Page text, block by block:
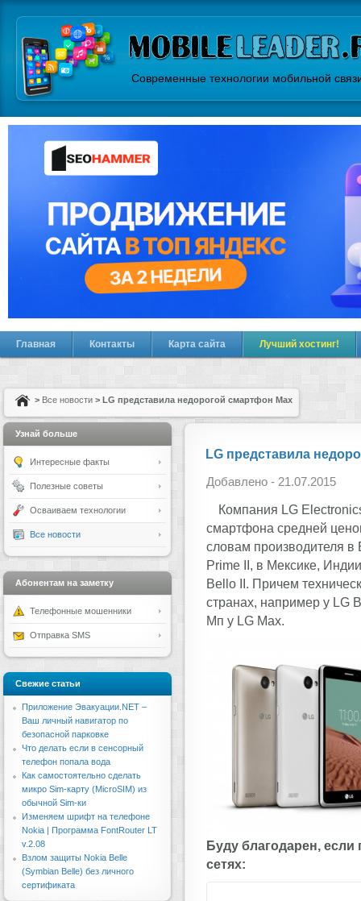
Современные технологии мобильной
Главная Контакты Карта сайта Лучший хостинг!
> Все новости > LG представила недорогой смартфон Max
LG представила
Добавлено - 21.07.2015
Компания LG
смартфона средней
словам производителя в
Prime II, в Мексике,
Bello II. Причем
странах, например у LG
Мп у LG Max.
Буду благодарен, если
сетях:
Узнай больше
Интересные факты
Полезные советы
Осваиваем технологии
Все новости
Абонентам на заметку
Телефонные мошенники
Отправка SMS
Свежие статьи
Приложение Эвакуации.NET –
Ваш личный навигатор по
безопасной парковке
Что делать если в сенсорный
телефон попала вода
Как самостоятельно сделать
микро Sim-карту (MicroSIM) из
обычной Sim-ки
Изменяем шрифт на телефоне
Nokia | Программа FontRouter LT
v.2.08
Взлом защиты Nokia Belle
(Symbian Belle) без личного
сертификата